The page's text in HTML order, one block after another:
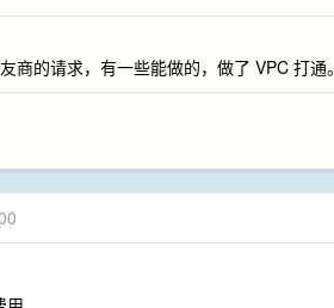
的请求，有一些能做的，做了 VPC 打通。